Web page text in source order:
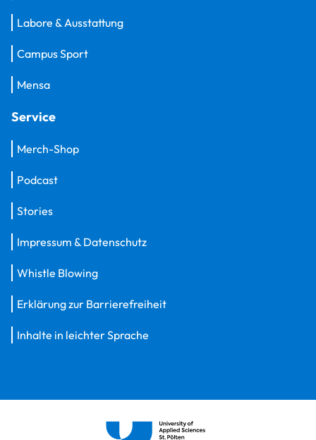
Labore & Ausstattung
Campus Sport
Mensa
Service
Merch-Shop
Podcast
Stories
Impressum & Datenschutz
Whistle Blowing
Erklärung zur Barrierefreiheit
Inhalte in leichter Sprache